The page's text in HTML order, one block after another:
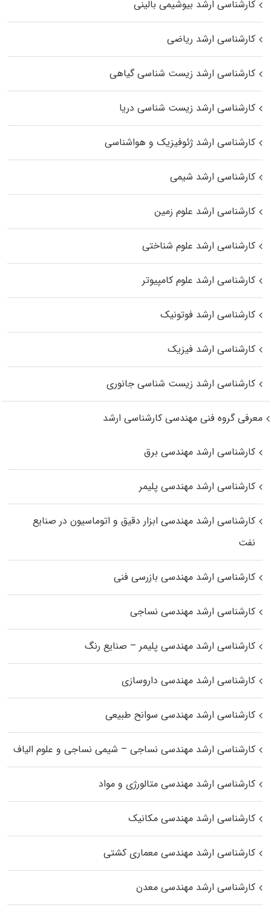
کارشناسی ارشد بیوشیمی بالینی
کارشناسی ارشد ریاضی
کارشناسی ارشد زیست‌ شناسی گیاهی
کارشناسی ارشد زیست‌ شناسی دریا
کارشناسی ارشد ژئوفیزیک و هواشناسی
کارشناسی ارشد شیمی
کارشناسی ارشد علوم زمین
کارشناسی ارشد علوم شناختی
کارشناسی ارشد علوم کامپیوتر
کارشناسی ارشد فوتونیک
کارشناسی ارشد فیزیک
کارشناسی ارشد زیست‌ شناسی جانوری
معرفی گروه فنی مهندسی کارشناسی ارشد
کارشناسی ارشد مهندسی برق
کارشناسی ارشد مهندسی پلیمر
کارشناسی ارشد مهندسی ابزار دقیق و اتوماسیون در صنایع
نفت
کارشناسی ارشد مهندسی بازرسی فنی
کارشناسی ارشد مهندسی نساجی
کارشناسی ارشد مهندسی پلیمر – صنایع رنگ
کارشناسی ارشد مهندسی داروسازی
کارشناسی ارشد مهندسی سوانح طبیعی
کارشناسی ارشد مهندسی نساجی – شیمی نساجی و علوم الیاف
کارشناسی ارشد مهندسی متالورژی و مواد
کارشناسی ارشد مهندسی مکانیک
کارشناسی ارشد مهندسی معماری کشتی
کارشناسی ارشد مهندسی معدن